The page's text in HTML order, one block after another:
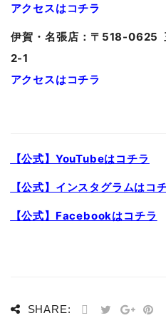
アクセスはコチラ
伊賀・名張店：〒518-0625
2-1
アクセスはコチラ
【公式】YouTubeはコチラ
【公式】インスタグラムはコ
【公式】Facebookはコチラ
SHARE: